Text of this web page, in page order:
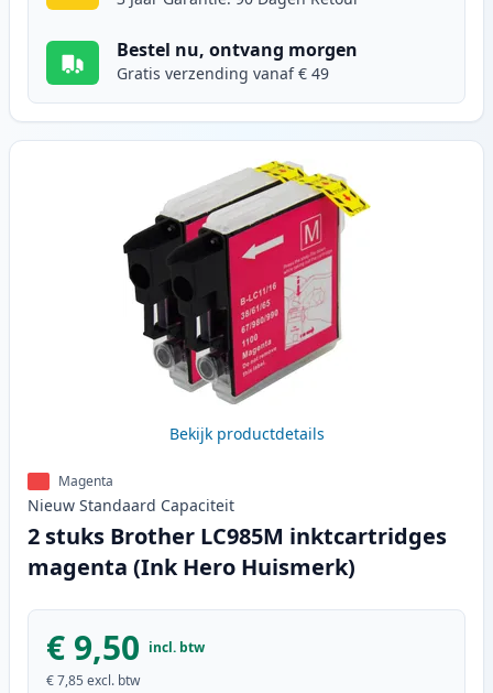
Bestel nu, ontvang morgen
Gratis verzending vanaf € 49
Bekijk productdetails
Magenta
Nieuw Standaard Capaciteit
2 stuks Brother LC985M inktcartridges
magenta (Ink Hero Huismerk)
€ 9,50 incl. btw
€ 7,85 excl. btw